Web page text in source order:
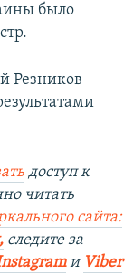
было
Резников
доступ к
читать
сайта:
, следите за
и Viber